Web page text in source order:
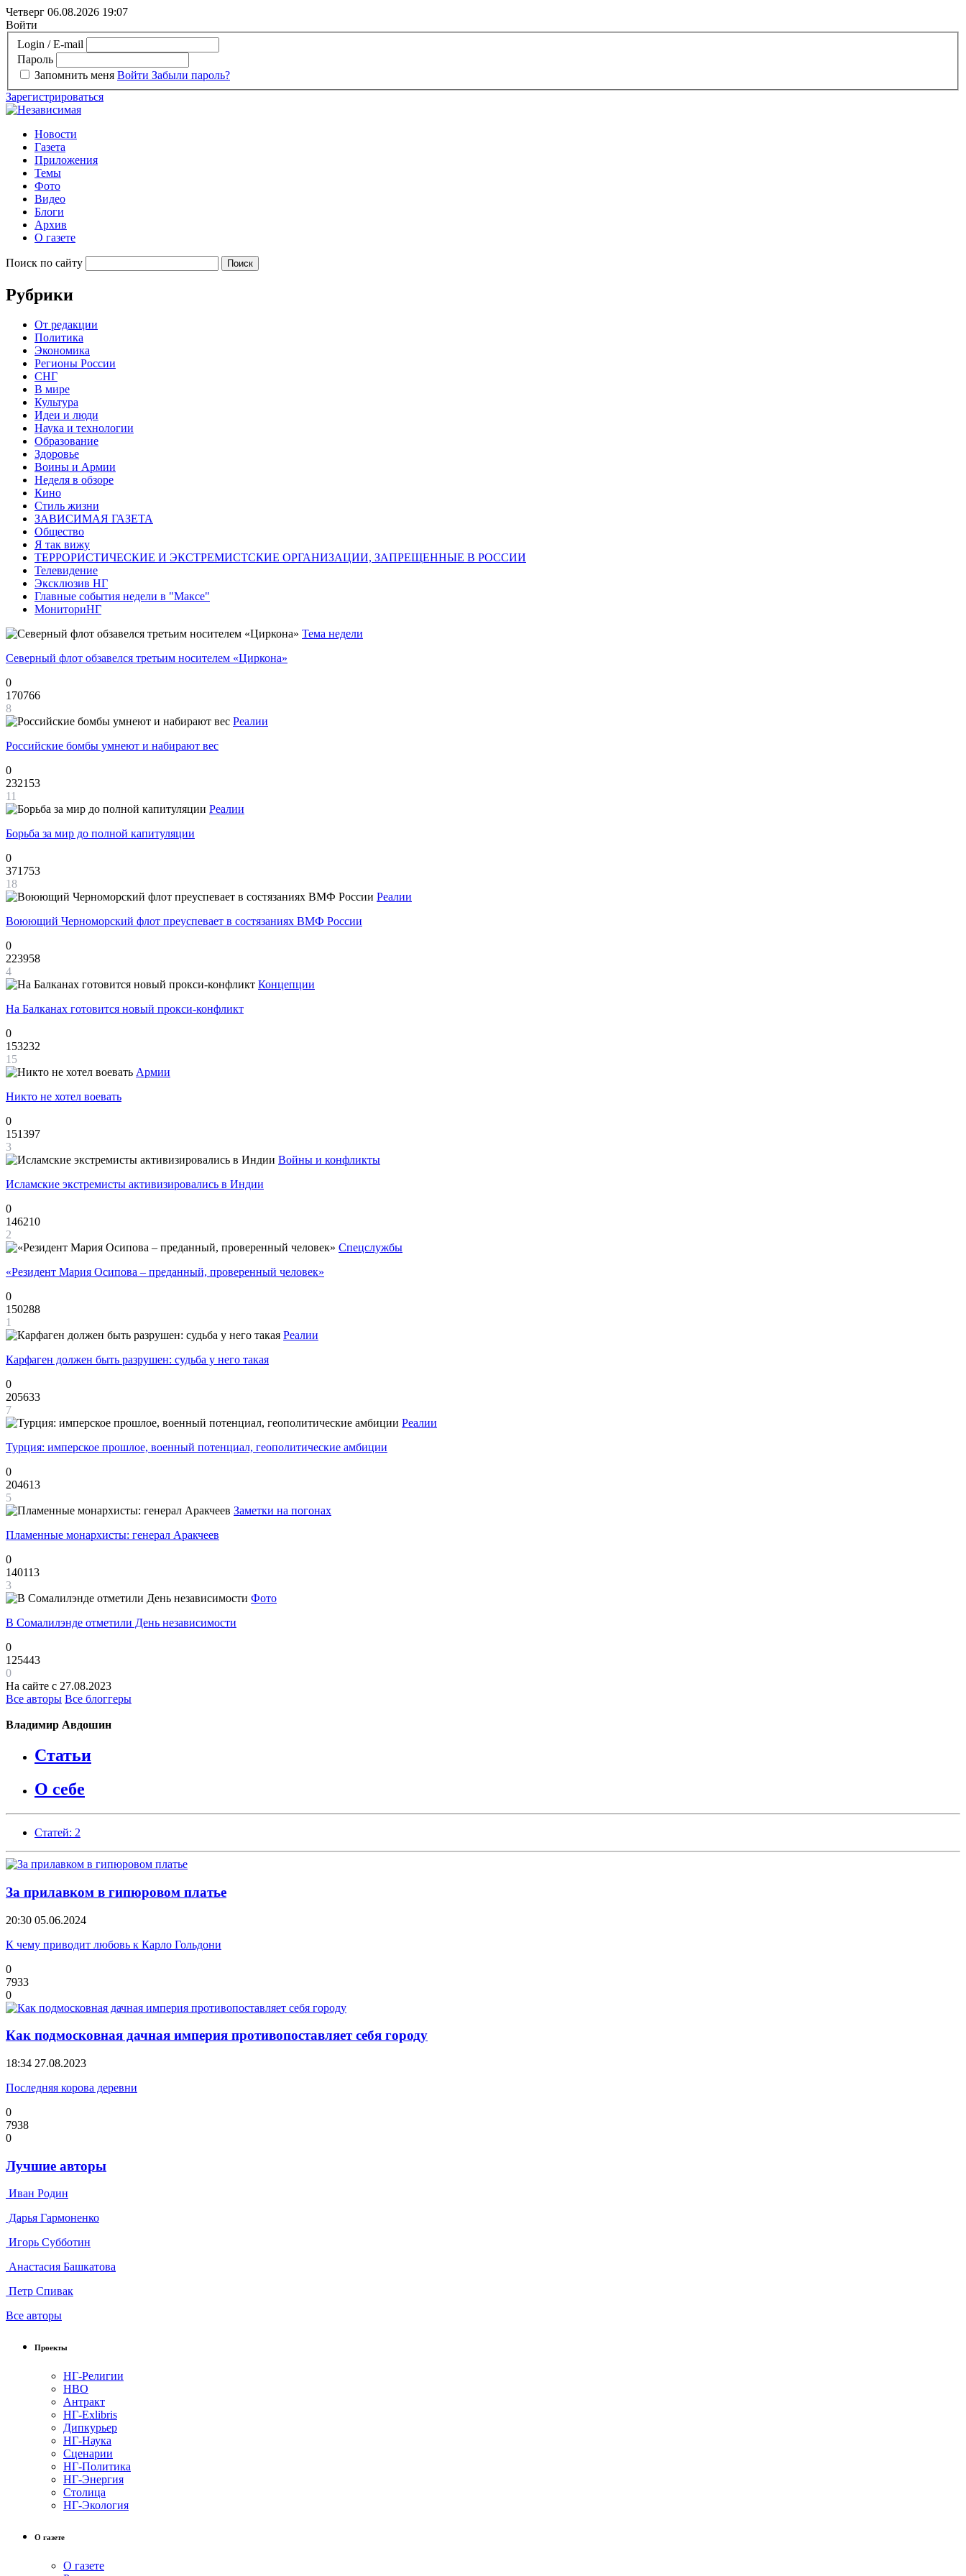
Четверг 06.08.2026 19:07
Войти
Login / E-mail
Пароль
Запомнить меня Войти Забыли пароль?
Зарегистрироваться
Новости
Газета
Приложения
Темы
Фото
Видео
Блоги
Архив
О газете
Поиск по сайту
Рубрики
От редакции
Политика
Экономика
Регионы России
СНГ
В мире
Культура
Идеи и люди
Наука и технологии
Образование
Здоровье
Воины и Армии
Неделя в обзоре
Кино
Стиль жизни
ЗАВИСИМАЯ ГАЗЕТА
Общество
Я так вижу
ТЕРРОРИСТИЧЕСКИЕ И ЭКСТРЕМИСТСКИЕ ОРГАНИЗАЦИИ, ЗАПРЕЩЕННЫЕ В РОССИИ
Телевидение
Эксклюзив НГ
Главные события недели в "Максе"
МониториНГ
Тема недели
Северный флот обзавелся третьим носителем «Циркона»
0
170766
8
Реалии
Российские бомбы умнеют и набирают вес
0
232153
11
Реалии
Борьба за мир до полной капитуляции
0
371753
18
Реалии
Воюющий Черноморский флот преуспевает в состязаниях ВМФ России
0
223958
4
Концепции
На Балканах готовится новый прокси-конфликт
0
153232
15
Армии
Никто не хотел воевать
0
151397
3
Войны и конфликты
Исламские экстремисты активизировались в Индии
0
146210
2
Спецслужбы
«Резидент Мария Осипова – преданный, проверенный человек»
0
150288
1
Реалии
Карфаген должен быть разрушен: судьба у него такая
0
205633
7
Реалии
Турция: имперское прошлое, военный потенциал, геополитические амбиции
0
204613
5
Заметки на погонах
Пламенные монархисты: генерал Аракчеев
0
140113
3
Фото
В Сомалилэнде отметили День независимости
0
125443
0
На сайте с 27.08.2023
Все авторы Все блоггеры
Владимир Авдошин
Статьи
О себе
Статей: 2
За прилавком в гипюровом платье
20:30 05.06.2024
К чему приводит любовь к Карло Гольдони
0
7933
0
Как подмосковная дачная империя противопоставляет себя городу
18:34 27.08.2023
Последняя корова деревни
0
7938
0
Лучшие авторы
Иван Родин
Дарья Гармоненко
Игорь Субботин
Анастасия Башкатова
Петр Спивак
Все авторы
Проекты
НГ-Религии
НВО
Антракт
НГ-Exlibris
Дипкурьер
НГ-Наука
Сценарии
НГ-Политика
НГ-Энергия
Столица
НГ-Экология
О газете
О газете